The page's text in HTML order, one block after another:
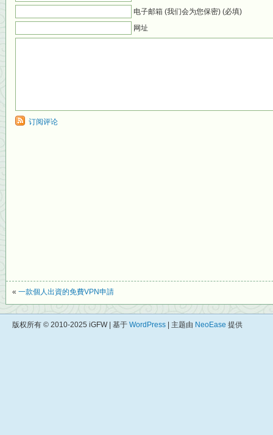
电子邮箱 (我们会为您保密) (必填)
网址
订阅评论
« 一款個人出資的免費VPN申請
版权所有 © 2010-2025 iGFW | 基于 WordPress | 主题由 NeoEase 提供